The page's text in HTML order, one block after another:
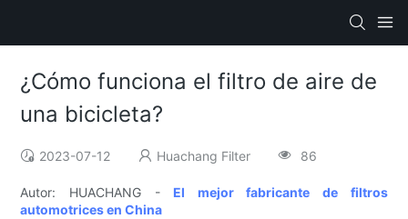
¿Cómo funciona el filtro de aire de
una bicicleta?
2023-07-12 Huachang Filter 86
Autor: HUACHANG - El mejor fabricante de filtros
automotrices en China